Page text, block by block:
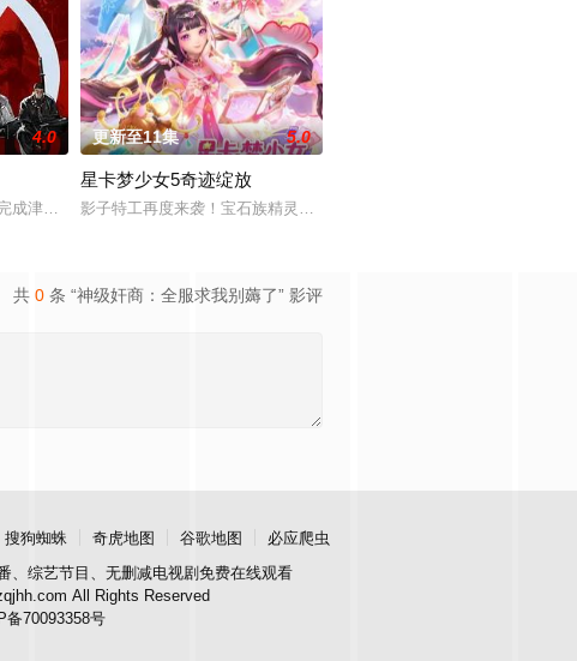
网独播，敬请期待！
与人类世界的兴衰而生，也与万物命运相连。当人类世界灾难骤起，风云失色，
4.0
成津南山为期一年的守夜人集训考核，成为了正式的守夜人后，重回136小队，
更新至11集 5.0
星卡梦少女5奇迹绽放
影子特工再度来袭！宝石族精灵竟然成了关键所在！东方桃子与伙伴
共 0 条 “神级奸商：全服求我别薅了” 影评
搜狗蜘蛛 奇虎地图 谷歌地图
必应爬虫
、综艺节目、无删减电视剧免费在线观看
All Rights Reserved
备70093358号